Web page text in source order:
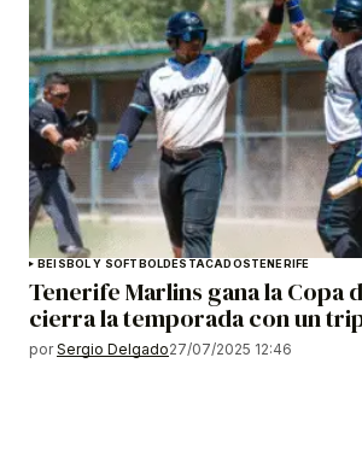
BEISBOL Y SOFTBOLDESTACADOSTENERIFE
Tenerife Marlins gana la Copa
cierra la temporada con un
por Sergio Delgado27/07/2025 12:46